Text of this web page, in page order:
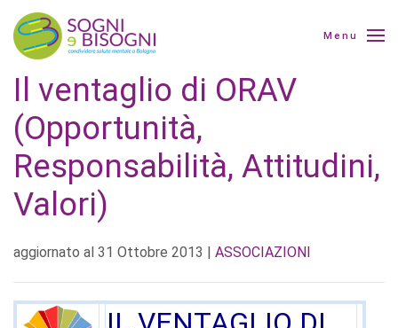
Menu
Il ventaglio di ORAV
(Opportunità,
Responsabilità, Attitudini,
Valori)
aggiornato al 31 Ottobre 2013 | ASSOCIAZIONI